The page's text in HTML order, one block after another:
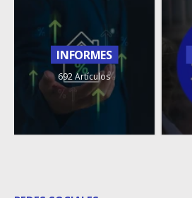
INFORMES
692 Artículos